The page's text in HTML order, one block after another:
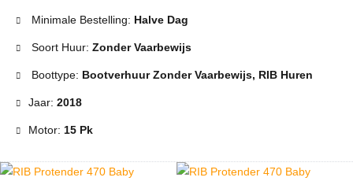
Minimale Bestelling: Halve Dag
Soort Huur: Zonder Vaarbewijs
Boottype: Bootverhuur Zonder Vaarbewijs, RIB Huren
Jaar: 2018
Motor: 15 Pk